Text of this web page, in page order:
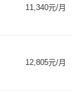
11,340元/月
12,805元/月